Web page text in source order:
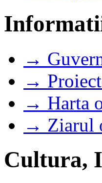
→
→
→ Harta
→ Ziarul
Cultura,